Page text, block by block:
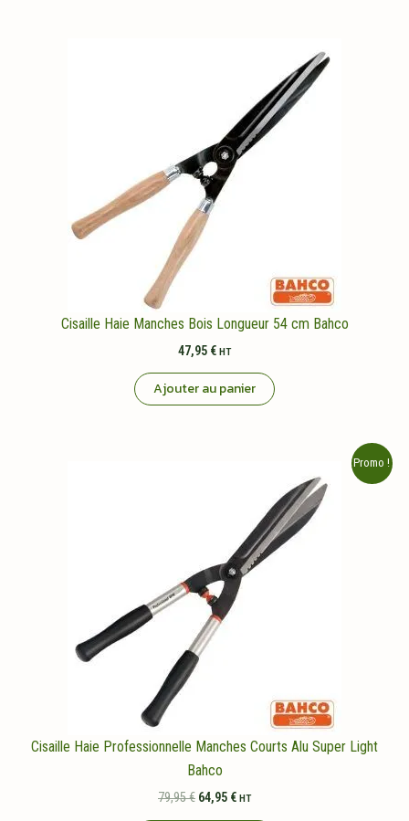
Cisaille Haie Manches Bois Longueur 54 cm Bahco
47,95 € HT
Ajouter au panier
Promo !
Cisaille Haie Professionnelle Manches Courts Alu Super Light
Bahco
79,95€ Le
64,95 €Le
HT